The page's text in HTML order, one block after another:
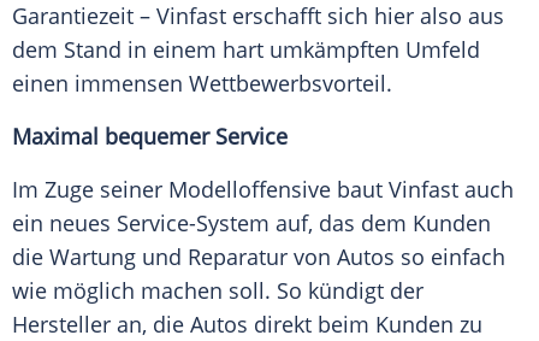
Garantiezeit – Vinfast erschafft sich hier also aus
dem Stand in einem hart umkämpften Umfeld
einen immensen Wettbewerbsvorteil.
Maximal bequemer Service
Im Zuge seiner Modelloffensive baut Vinfast auch
ein neues Service-System auf, das dem Kunden
die Wartung und Reparatur von Autos so einfach
wie möglich machen soll. So kündigt der
Hersteller an, die Autos direkt beim Kunden zu